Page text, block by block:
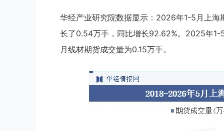
华经产业研究院数据显示：2026年1-5月上海
长了0.54万手，同比增长92.62%。2025年
月线材期货成交量为0.15万手。